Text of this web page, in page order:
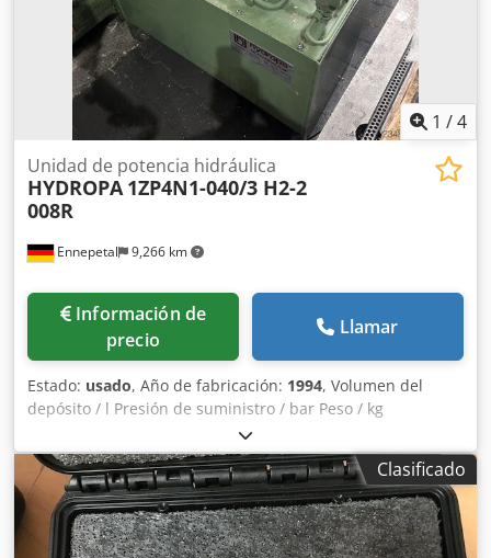
1 /4
Ennepetal 9,266 km
Unidad de potencia hidráulica
HYDROPA 1ZP4N1-040/3 H2-2
008R
Información de
precio
Llamar
Estado: usado, Año de fabricación: 1994, Volumen del
depósito / l Presión de suministro / bar Peso / kg
Dedpfjzmapcjx Ahbowa Unidad hidráulica HYDROPA
1ZP4N1-040/3 H2-2 008R Caudal: 40/8 l/min Potencia: 5,5
kW p máx.: 60/210 bar
Clasificado